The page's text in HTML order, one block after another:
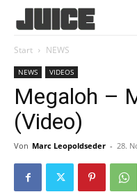
Start NEWS
NEWS VIDEOS
Megaloh –
(Video)
Von Marc Leopoldseder - 28.